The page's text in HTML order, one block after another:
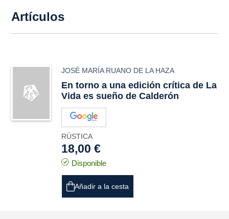
Artículos
JOSÉ MARÍA RUANO DE LA HAZA
En torno a una edición crítica de La
Vida es sueño de Calderón
RÚSTICA
18,00 €
Disponible
Añadir a la cesta